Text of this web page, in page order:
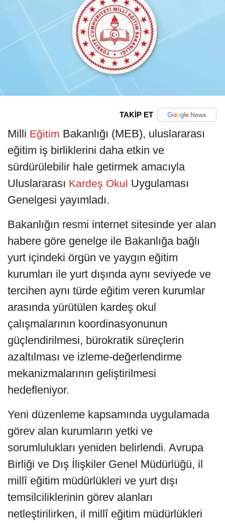
TAKİP ET
Milli Eğitim Bakanlığı (MEB), uluslararası
eğitim iş birliklerini daha etkin ve
sürdürülebilir hale getirmek amacıyla
Uluslararası Kardeş Okul Uygulaması
Genelgesi yayımladı.
Bakanlığın resmi internet sitesinde yer alan
habere göre genelge ile Bakanlığa bağlı
yurt içindeki örgün ve yaygın eğitim
kurumları ile yurt dışında aynı seviyede ve
tercihen aynı türde eğitim veren kurumlar
arasında yürütülen kardeş okul
çalışmalarının koordinasyonunun
güçlendirilmesi, bürokratik süreçlerin
azaltılması ve izleme-değerlendirme
mekanizmalarının geliştirilmesi
hedefleniyor.
Yeni düzenleme kapsamında uygulamada
görev alan kurumların yetki ve
sorumlulukları yeniden belirlendi. Avrupa
Birliği ve Dış İlişkiler Genel Müdürlüğü, il
millî eğitim müdürlükleri ve yurt dışı
temsilciliklerinin görev alanları
netleştirilirken, il millî eğitim müdürlükleri